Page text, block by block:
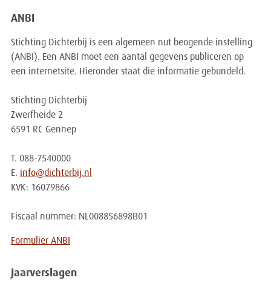
ANBI
Stichting Dichterbij is een algemeen nut beogende instelling
(ANBI). Een ANBI moet een aantal gegevens publiceren op
een internetsite. Hieronder staat die informatie gebundeld.
Stichting Dichterbij
Zwerfheide 2
6591 RC Gennep
T. 088-7540000
E. info@dichterbij.nl
KVK: 16079866
Fiscaal nummer: NL008856898B01
Formulier ANBI
Jaarverslagen